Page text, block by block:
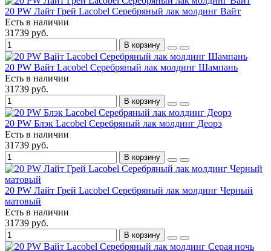
20 PW Лайт Грей Lacobel Серебряный лак молдинг Вайт
Есть в наличии
31739 руб.
В корзину
20 PW Вайт Lacobel Серебряный лак молдинг Шампань
Есть в наличии
31739 руб.
В корзину
20 PW Блэк Lacobel Серебряный лак молдинг Деорэ
Есть в наличии
31739 руб.
В корзину
20 PW Лайт Грей Lacobel Серебряный лак молдинг Черный
матовый
Есть в наличии
31739 руб.
В корзину